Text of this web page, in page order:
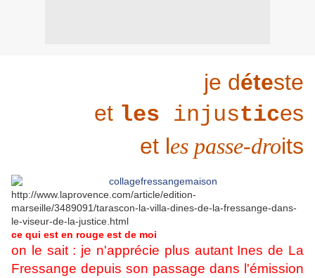
je déteste
et les injustices
et les passe-droits
http://www.laprovence.com/article/edition-
marseille/3489091/tarascon-la-villa-dines-de-la-fressange-dans-
le-viseur-de-la-justice.html
ce qui est en rouge est de moi
on le sait : je n'apprécie plus autant Ines de La
Fressange depuis son passage dans l'émission